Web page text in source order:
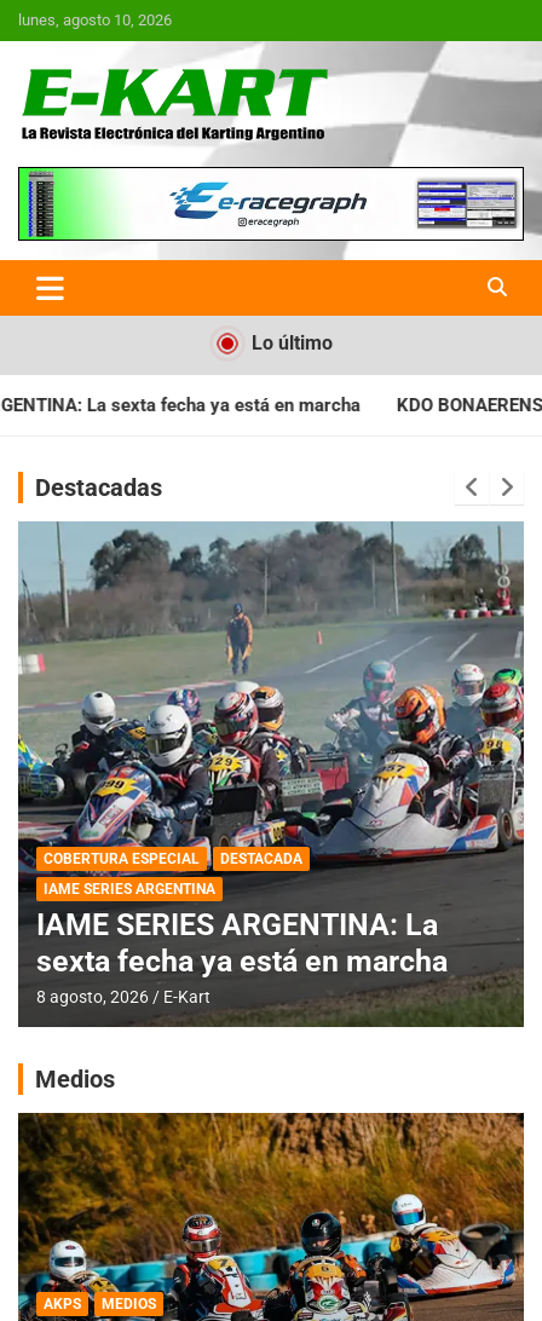
Saltar
al
lunes, agosto 10, 2026
E-Kart.com.ar | La Revista
Electrónica del Karting en
Argentina
Lo último
ya está en marcha KDO BONAERENSE: Con la vara bien
Destacadas
COBERTURA ESPECIAL
DESTACADA
IAME SERIES ARGENTINA
IAME SERIES ARGENTINA: La
sexta fecha ya está en marcha
8 agosto, 2026 E-Kart
Medios
AKPS MEDIOS